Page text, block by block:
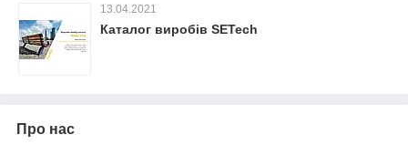
13.04.2021
Каталог виробів SETech
Про нас